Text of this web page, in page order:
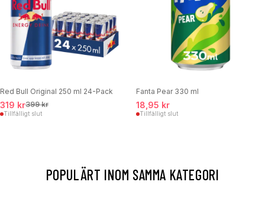
Red Bull Original 250 ml 24-Pack
319 kr399 kr
Tillfälligt slut
Fanta Pear 330 ml
18,95 kr
Tillfälligt slut
POPULÄRT INOM SAMMA KATEGORI